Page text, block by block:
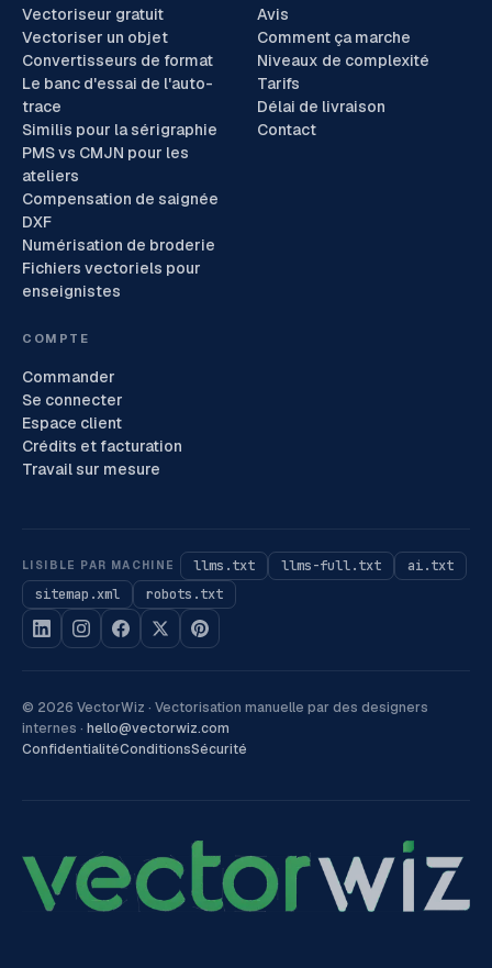
Vectoriseur gratuit
Vectoriser un objet
Convertisseurs de format
Le banc d'essai de l'auto-
trace
Similis pour la sérigraphie
PMS vs CMJN pour les
ateliers
Compensation de saignée
DXF
Numérisation de broderie
Fichiers vectoriels pour
enseignistes
Avis
Comment ça marche
Niveaux de complexité
Tarifs
Délai de livraison
Contact
COMPTE
Commander
Se connecter
Espace client
Crédits et facturation
Travail sur mesure
LISIBLE PAR MACHINE llms.txt llms-full.txt
ai.txt
sitemap.xml
robots.txt
© 2026 VectorWiz · Vectorisation manuelle par des designers
internes · hello@vectorwiz.com
ConfidentialitéConditionsSécurité